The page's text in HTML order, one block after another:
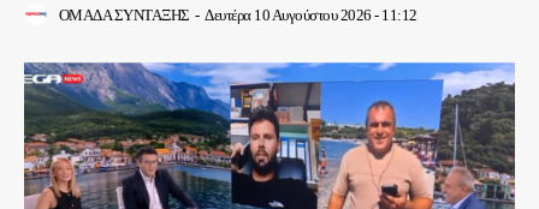
ΟΜΑΔΑ ΣΥΝΤΑΞΗΣ - Δευτέρα 10 Αυγούστου 2026 - 11:12